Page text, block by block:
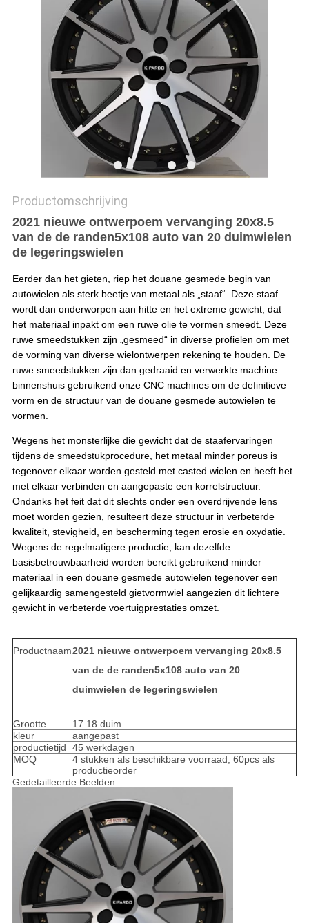
Productomschrijving
2021 nieuwe ontwerpoem vervanging 20x8.5
van de de randen5x108 auto van 20 duimwielen
de legeringswielen
Eerder dan het gieten, riep het douane gesmede begin van
autowielen als sterk beetje van metaal als „staaf“. Deze staaf
wordt dan onderworpen aan hitte en het extreme gewicht, dat
het materiaal inpakt om een ruwe olie te vormen smeedt. Deze
ruwe smeedstukken zijn „gesmeed“ in diverse profielen om met
de vorming van diverse wielontwerpen rekening te houden. De
ruwe smeedstukken zijn dan gedraaid en verwerkte machine
binnenshuis gebruikend onze CNC machines om de definitieve
vorm en de structuur van de douane gesmede autowielen te
vormen.
Wegens het monsterlijke die gewicht dat de staafervaringen
tijdens de smeedstukprocedure, het metaal minder poreus is
tegenover elkaar worden gesteld met casted wielen en heeft het
met elkaar verbinden en aangepaste een korrelstructuur.
Ondanks het feit dat dit slechts onder een overdrijvende lens
moet worden gezien, resulteert deze structuur in verbeterde
kwaliteit, stevigheid, en bescherming tegen erosie en oxydatie.
Wegens de regelmatigere productie, kan dezelfde
basisbetrouwbaarheid worden bereikt gebruikend minder
materiaal in een douane gesmede autowielen tegenover een
gelijkaardig samengesteld gietvormwiel aangezien dit lichtere
gewicht in verbeterde voertuigprestaties omzet.
Productnaam2021 nieuwe ontwerpoem vervanging 20x8.5
van de de randen5x108 auto van 20
duimwielen de legeringswielen
Grootte
17 18 duim
kleur
aangepast
productietijd
45 werkdagen
MOQ
4 stukken als beschikbare voorraad, 60pcs als
productieorder
Gedetailleerde Beelden